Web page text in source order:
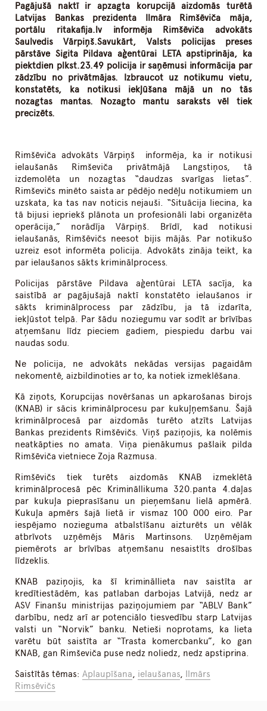
Pagājušā naktī ir apzagta korupcijā aizdomās turētā
Latvijas Bankas prezidenta Ilmāra Rimšēviča māja,
portālu ritakafija.lv informēja Rimšēviča advokāts
Saulvedis Vārpiņš.Savukārt, Valsts policijas preses
pārstāve Sigita Pildava aģentūrai LETA apstiprināja, ka
piektdien plkst.23.49 policija ir saņēmusi informācija par
zādzību no privātmājas. Izbraucot uz notikumu vietu,
konstatēts, ka notikusi iekļūšana mājā un no tās
nozagtas mantas. Nozagto mantu saraksts vēl tiek
precizēts.
Rimšēviča advokāts Vārpiņš informēja, ka ir notikusi
ielaušanās Rimševiča privātmājā Langstiņos, tā
izdemolēta un nozagtas “daudzas svarīgas lietas”.
Rimševičs minēto saista ar pēdējo nedēļu notikumiem un
uzskata, ka tas nav noticis nejauši. “Situācija liecina, ka
tā bijusi iepriekš plānota un profesionāli labi organizēta
operācija,” norādīja Vārpiņš. Brīdī, kad notikusi
ielaušanās, Rimšēvičs neesot bijis mājās. Par notikušo
uzreiz esot informēta policija. Advokāts zināja teikt, ka
par ielaušanos sākts kriminālprocess.
Policijas pārstāve Pildava aģentūrai LETA sacīja, ka
saistībā ar pagājušajā naktī konstatēto ielaušanos ir
sākts kriminālprocess par zādzību, ja tā izdarīta,
iekļūstot telpā. Par šādu noziegumu var sodīt ar brīvības
atņemšanu līdz pieciem gadiem, piespiedu darbu vai
naudas sodu.
Ne policija, ne advokāts nekādas versijas pagaidām
nekomentē, aizbildinoties ar to, ka notiek izmeklēšana.
Kā ziņots, Korupcijas novēršanas un apkarošanas birojs
(KNAB) ir sācis kriminālprocesu par kukuļņemšanu. Šajā
kriminālprocesā par aizdomās turēto atzīts Latvijas
Bankas prezidents Rimšēvičs. Viņš paziņojis, ka nolēmis
neatkāpties no amata. Viņa pienākumus pašlaik pilda
Rimšēviča vietniece Zoja Razmusa.
Rimšēvičs tiek turēts aizdomās KNAB izmeklētā
kriminālprocesā pēc Krimināllikuma 320.panta 4.daļas
par kukuļa pieprasīšanu un pieņemšanu lielā apmērā.
Kukuļa apmērs šajā lietā ir vismaz 100 000 eiro. Par
iespējamo nozieguma atbalstīšanu aizturēts un vēlāk
atbrīvots uzņēmējs Māris Martinsons. Uzņēmējam
piemērots ar brīvības atņemšanu nesaistīts drošības
līdzeklis.
KNAB paziņojis, ka šī krimināllieta nav saistīta ar
kredītiestādēm, kas patlaban darbojas Latvijā, nedz ar
ASV Finanšu ministrijas paziņojumiem par “ABLV Bank”
darbību, nedz arī ar potenciālo tiesvedību starp Latvijas
valsti un “Norvik” banku. Netieši noprotams, ka lieta
varētu būt saistīta ar “Trasta komercbanku”, ko gan
KNAB, gan Rimševiča puse nedz noliedz, nedz apstiprina.
Saistītās tēmas:Aplaupīšana, ielaušanas,
Ilmārs
Rimsēvičs